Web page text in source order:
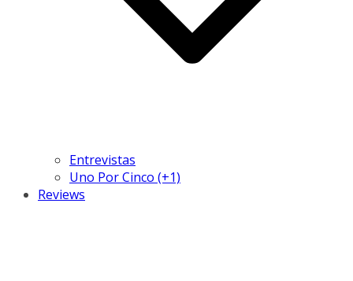
Entrevistas
Uno Por Cinco (+1)
Reviews